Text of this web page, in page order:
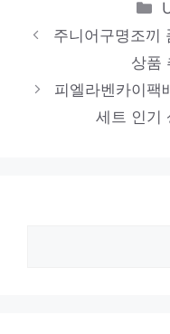
주니어구명조끼
상품
피엘라벤카이팩
세트 인기